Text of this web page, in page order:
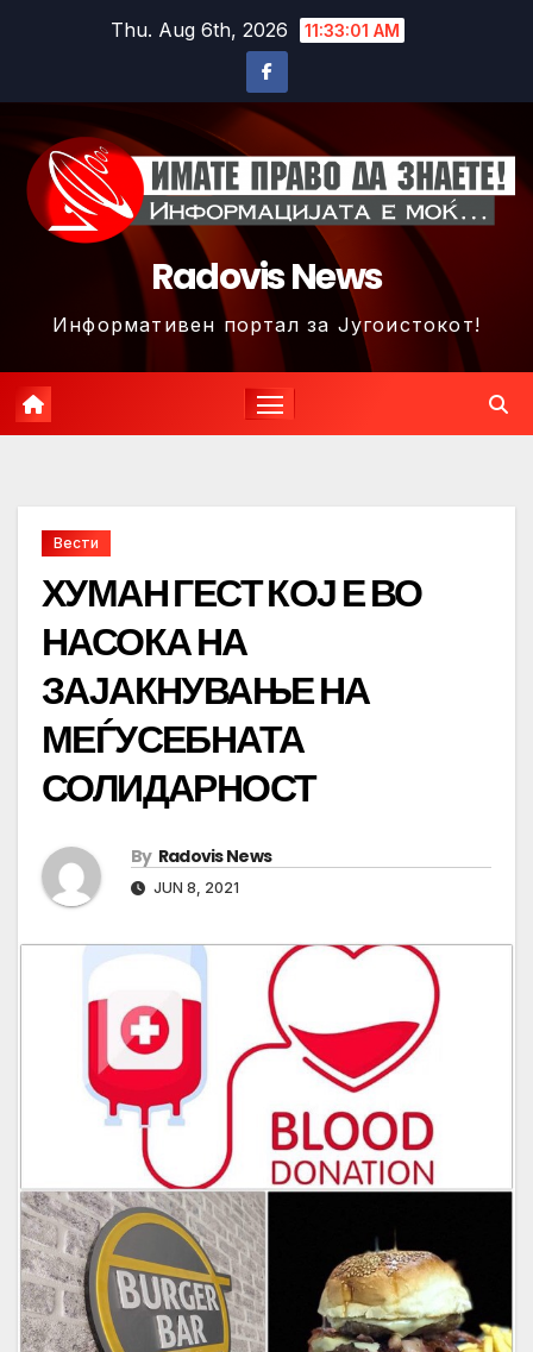
Thu. Aug 6th, 2026 11:33:04 AM
Radovis News
Информативен портал за Југоистокот!
Вести
ХУМАН ГЕСТ КОЈ Е ВО
НАСОКА НА
ЗАЈАКНУВАЊЕ НА
МЕЃУСЕБНАТА
СОЛИДАРНОСТ
By Radovis News
JUN 8, 2021